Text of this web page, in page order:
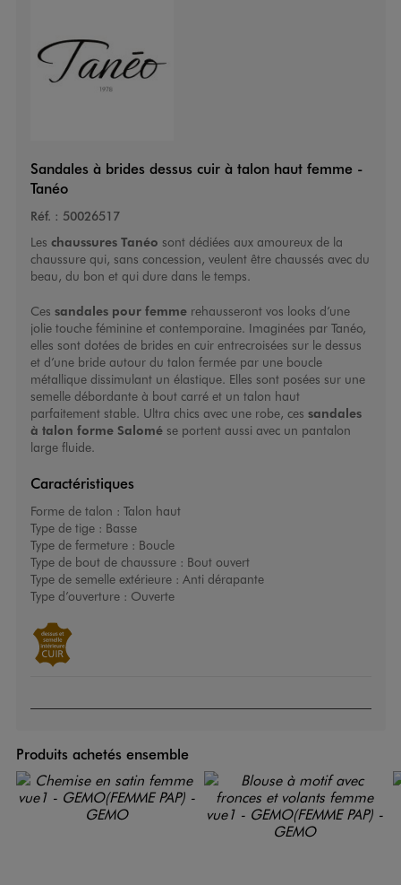
Sandales à brides dessus cuir à talon haut femme -
Tanéo
Réf. : 50026517
Les chaussures Tanéo sont dédiées aux amoureux de la
chaussure qui, sans concession, veulent être chaussés avec du
beau, du bon et qui dure dans le temps.
Ces sandales pour femmerehausseront vos looks d’une
jolie touche féminine et contemporaine. Imaginées par Tanéo,
elles sont dotées de brides en cuir entrecroisées sur le dessus
et d’une bride autour du talon fermée par une boucle
métallique dissimulant un élastique. Elles sont posées sur une
semelle débordante à bout carré et un talon haut
parfaitement stable. Ultra chics avec une robe, ces sandales
à talon forme Salomése portent aussi avec un pantalon
large fluide.
Caractéristiques
Forme de talon : Talon haut
Type de tige : Basse
Type de fermeture : Boucle
Type de bout de chaussure : Bout ouvert
Type de semelle extérieure : Anti dérapante
Type d’ouverture : Ouverte
Produits achetés ensemble